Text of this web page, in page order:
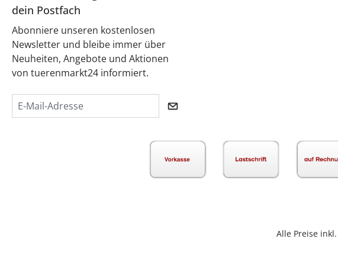
dein Postfach
Abonniere unseren kostenlosen
Newsletter und bleibe immer über
Neuheiten, Angebote und Aktionen
von tuerenmarkt24 informiert.
Alle Preise